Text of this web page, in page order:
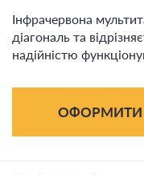
Інфрачервона
діагональ та
надійністю
ОФОРМИТИ